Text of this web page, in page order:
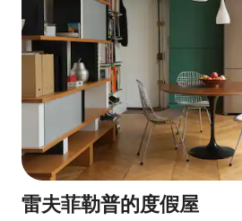
雷夫菲勒普的度假屋